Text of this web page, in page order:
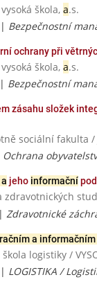
škola, a.s.
| Bezpečnostní
ochrany při
škola, a.s.
| Bezpečnostní
zásahu složek
sociální fakulta /
Ochrana
jeho informační
zdravotnických
| Zdravotnické
a
logistiky /
| LOGISTIKA /